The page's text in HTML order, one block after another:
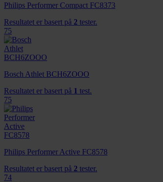
Philips Performer Compact FC8373
Resultatet er basert på 2 tester.
75
Bosch Athlet BCH6ZOOO
Resultatet er basert på 1 test.
75
Philips Performer Active FC8578
Resultatet er basert på 2 tester.
74